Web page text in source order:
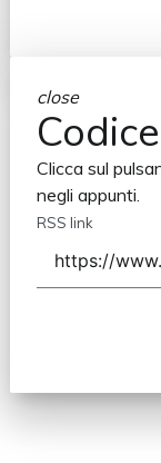
close
Clicca sul
negli appunti.
RSS link